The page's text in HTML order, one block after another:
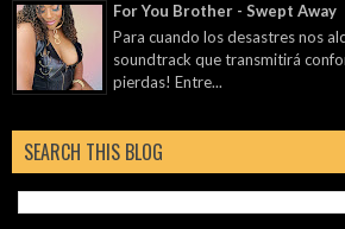
For You Brother - Swept Away
Para cuando los desastres nos
soundtrack que transmitirá
pierdas! Entre...
SEARCH THIS BLOG